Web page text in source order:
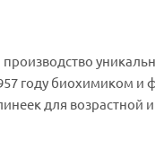
году биохимиком
для